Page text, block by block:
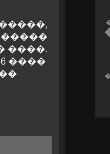
����.
����